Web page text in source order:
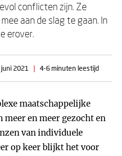
conflicten zijn. Ze
aan de slag te gaan. In
erover.
2021 | 4-6 minuten leestijd
maatschappelijke
en meer gezocht en
van individuele
op keer blijkt het voor